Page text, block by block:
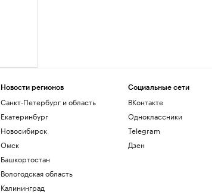
Новости регионов
Санкт-Петербург и область
Екатеринбург
Новосибирск
Омск
Башкортостан
Вологодская область
Калининград
Социальные сети
ВКонтакте
Одноклассники
Telegram
Дзен